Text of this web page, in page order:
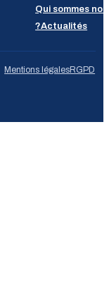
Qui sommes
?Actualités
Mentions légalesRGPD